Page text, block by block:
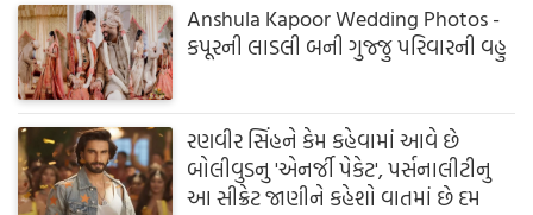
Anshula Kapoor Wedding Photos -
કપૂરની લાડલી બની ગુજ્જુ પરિવારની વહુ
રણવીર સિંહને કેમ કહેવામાં આવે છે
બોલીવુડનુ 'એનર્જી પેકેટ', પર્સનાલીટીનુ
આ સીક્રેટ જાણીને કહેશો વાતમાં છે દમ